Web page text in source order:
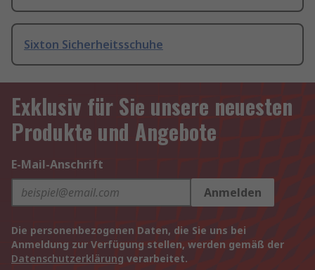
Sixton Sicherheitsschuhe
Exklusiv für Sie unsere neuesten
Produkte und Angebote
E-Mail-Anschrift
Anmelden
Die personenbezogenen Daten, die Sie uns bei
Anmeldung zur Verfügung stellen, werden gemäß der
Datenschutzerklärung verarbeitet.